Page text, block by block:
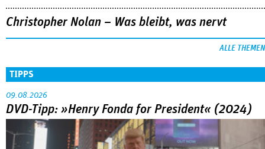
Christopher Nolan – Was bleibt, was nervt
ALLE THEMEN
TIPPS
09.08.2026
DVD-Tipp: »Henry Fonda for President« (2024)